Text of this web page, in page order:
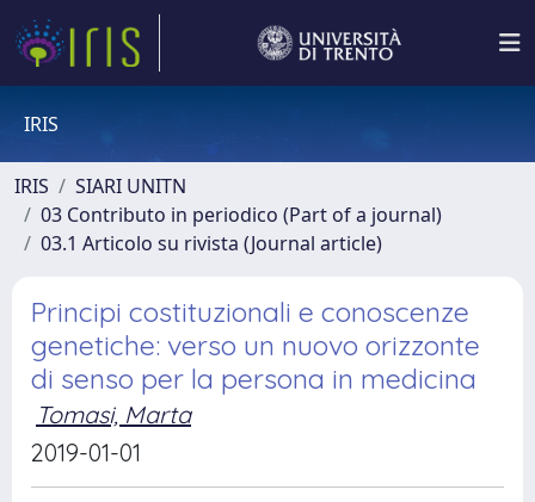
IRIS
IRIS
SIARI UNITN
03 Contributo in periodico (Part of a journal)
03.1 Articolo su rivista (Journal article)
Principi costituzionali e conoscenze
genetiche: verso un nuovo orizzonte
di senso per la persona in medicina
Tomasi, Marta
2019-01-01